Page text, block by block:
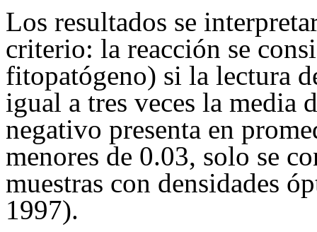
Los resultados se
criterio: la reacción se
fitopatógeno) si la lectura
igual a tres veces la media
negativo presenta en
menores de 0.03, solo se
muestras con densidades
1997).